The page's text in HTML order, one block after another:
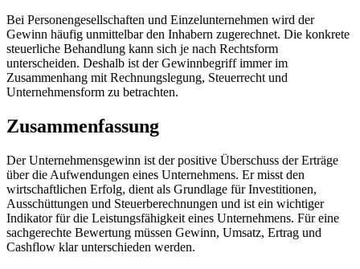
Bei Personengesellschaften und Einzelunternehmen wird der
Gewinn häufig unmittelbar den Inhabern zugerechnet. Die konkrete
steuerliche Behandlung kann sich je nach Rechtsform
unterscheiden. Deshalb ist der Gewinnbegriff immer im
Zusammenhang mit Rechnungslegung, Steuerrecht und
Unternehmensform zu betrachten.
Zusammenfassung
Der Unternehmensgewinn ist der positive Überschuss der Erträge
über die Aufwendungen eines Unternehmens. Er misst den
wirtschaftlichen Erfolg, dient als Grundlage für Investitionen,
Ausschüttungen und Steuerberechnungen und ist ein wichtiger
Indikator für die Leistungsfähigkeit eines Unternehmens. Für eine
sachgerechte Bewertung müssen Gewinn, Umsatz, Ertrag und
Cashflow klar unterschieden werden.